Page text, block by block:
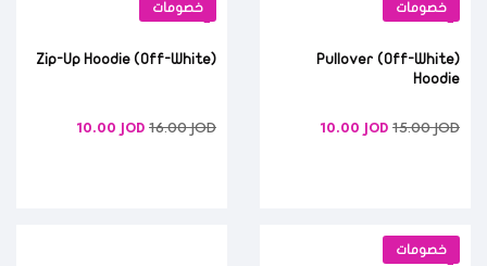
خصومات
(Off-White) Pullover
Hoodie
15.00JOD
10.00 JOD
خصومات
(Off-White) Zip-Up Hoodie
16.00JOD
10.00 JOD
خصومات